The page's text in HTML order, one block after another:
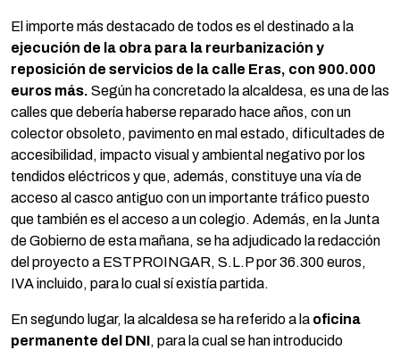
El importe más destacado de todos es el destinado a la
ejecución de la obra para la reurbanización y
reposición de servicios de la calle Eras, con 900.000
euros más. Según ha concretado la alcaldesa, es una de las
calles que debería haberse reparado hace años, con un
colector obsoleto, pavimento en mal estado, dificultades de
accesibilidad, impacto visual y ambiental negativo por los
tendidos eléctricos y que, además, constituye una vía de
acceso al casco antiguo con un importante tráfico puesto
que también es el acceso a un colegio. Además, en la Junta
de Gobierno de esta mañana, se ha adjudicado la redacción
del proyecto a ESTPROINGAR, S.L.P por 36.300 euros,
IVA incluido, para lo cual sí existía partida.
En segundo lugar, la alcaldesa se ha referido a la oficina
permanente del DNI, para la cual se han introducido